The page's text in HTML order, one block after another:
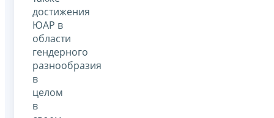
достижения
ЮАР в
области
гендерного
разнообразия
в
целом
в